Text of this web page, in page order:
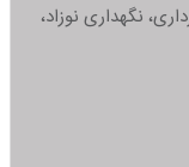
نگهداری نوزاد،